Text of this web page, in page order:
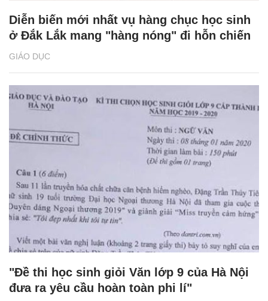
GIÁO DỤC
Diễn biến mới nhất vụ hàng chục học sinh
ở Đắk Lắk mang "hàng nóng" đi hỗn chiến
"Đề thi học sinh giỏi Văn lớp 9 của Hà Nội
đưa ra yêu cầu hoàn toàn phi lí"